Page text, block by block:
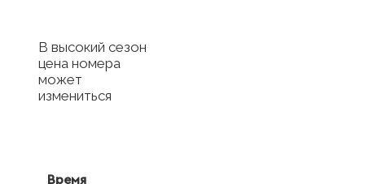
В высокий сезон
цена номера
может
измениться
Время